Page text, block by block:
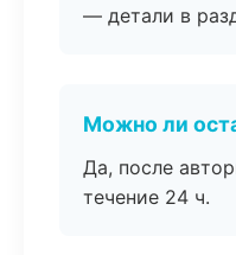
— детали в
Можно ли
Да, после
течение 24 ч.